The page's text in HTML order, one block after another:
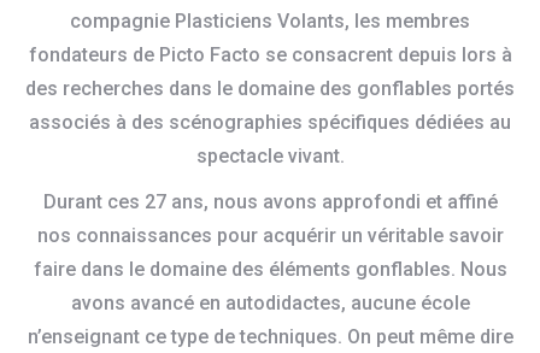
compagnie Plasticiens Volants, les membres
fondateurs de Picto Facto se consacrent depuis lors à
des recherches dans le domaine des gonflables portés
associés à des scénographies spécifiques dédiées au
spectacle vivant.
Durant ces 27 ans, nous avons approfondi et affiné
nos connaissances pour acquérir un véritable savoir
faire dans le domaine des éléments gonflables. Nous
avons avancé en autodidactes, aucune école
n’enseignant ce type de techniques. On peut même dire